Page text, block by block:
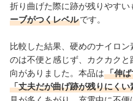
折り曲げた際に跡が残りやすい
ーブがつくレベルです。
比較した結果、硬めのナイロ
のは不便と感じず、カクカク
向がありました。本品は「伸
「丈夫だが曲げ跡が残りにくい